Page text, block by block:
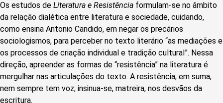
Os estudos de Literatura e Resistência formulam-se no âmbito
da relação dialética entre literatura e sociedade, cuidando,
como ensina Antonio Candido, em negar os precários
sociologismos, para perceber no texto literário “as mediações e
os processos de criação individual e tradição cultural”. Nessa
direção, apreender as formas de “resistência” na literatura é
mergulhar nas articulações do texto. A resistência, em suma,
nem sempre tem voz; insinua-se, matreira, nos desvãos da
escritura.